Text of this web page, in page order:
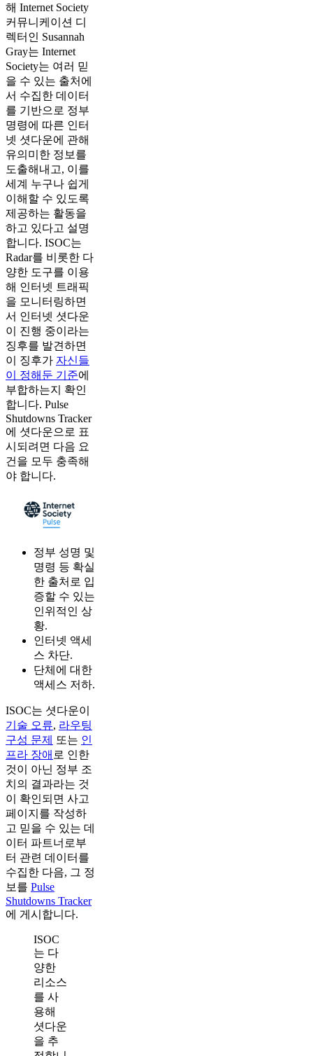
해 Internet Society
커뮤니케이션 디
렉터인 Susannah
Gray는 Internet
Society는 여러 믿
을 수 있는 출처에
서 수집한 데이터
를 기반으로 정부
명령에 따른 인터
넷 셧다운에 관해
유의미한 정보를
도출해내고, 이를
세계 누구나 쉽게
이해할 수 있도록
제공하는 활동을
하고 있다고 설명
합니다. ISOC는
Radar를 비롯한 다
양한 도구를 이용
해 인터넷 트래픽
을 모니터링하면
서 인터넷 셧다운
이 진행 중이라는
징후를 발견하면
이 징후가 자신들
이 정해둔 기준에
부합하는지 확인
합니다. Pulse
Shutdowns Tracker
에 셧다운으로 표
시되려면 다음 요
건을 모두 충족해
야 합니다.
정부 성명 및
명령 등 확실
한 출처로 입
증할 수 있는
인위적인 상
황.
인터넷 액세
스 차단.
단체에 대한
액세스 저하.
ISOC는 셧다운이
기술 오류, 라우팅
구성 문제
또는 인
프라 장애 로 인한
것이 아닌 정부 조
치의 결과라는 것
이 확인되면 사고
페이지를 작성하
고 믿을 수 있는 데
이터 파트너로부
터 관련 데이터를
수집한 다음, 그 정
보를 Pulse
Shutdowns Tracker
에 게시합니다.
ISOC
는 다
양한
리소스
를 사
용해
셧다운
을 추